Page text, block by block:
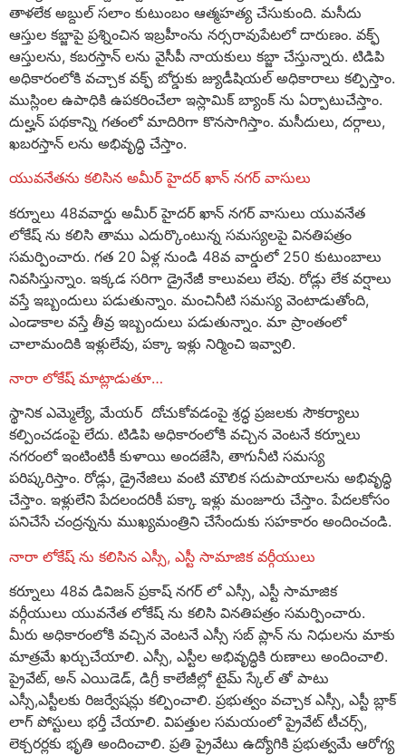
తాళలేక అబ్దుల్ సలాం కుటుంబం ఆత్మహత్య చేసుకుంది. మసీదు
ఆస్తుల కబ్జాపై ప్రశ్నించిన ఇబ్రహీంను నర్సరావుపేటలో దారుణం. వక్ఫ్
ఆస్తులను, కబరస్తాన్ లను వైసీపీ నాయకులు కబ్జా చేస్తున్నారు. టిడిపి
అధికారంలోకి వచ్చాక వక్ఫ్ బోర్డుకు జ్యుడీషియల్ అధికారాలు కల్పిస్తాం.
ముస్లింల ఉపాధికి ఉపకరించేలా ఇస్లామిక్ బ్యాంక్ ను ఏర్పాటుచేస్తాం.
దుల్హన్ పథకాన్ని గతంలో మాదిరిగా కొనసాగిస్తాం. మసీదులు, దర్గాలు,
ఖబరస్తాన్ లను అభివృద్ధి చేస్తాం.
యువనేతను కలిసిన అమీర్ హైదర్ ఖాన్ నగర్ వాసులు
కర్నూలు 48వవార్డు అమీర్ హైదర్ ఖాన్ నగర్ వాసులు యువనేత
లోకేష్ ను కలిసి తాము ఎదుర్కొంటున్న సమస్యలపై వినతిపత్రం
సమర్పించారు. గత 20 ఏళ్ల నుండి 48వ వార్డులో 250 కుటుంబాలు
నివసిస్తున్నాం. ఇక్కడ సరిగా డ్రైనేజీ కాలువలు లేవు. రోడ్లు లేక వర్షాలు
వస్తే ఇబ్బందులు పడుతున్నాం. మంచినీటి సమస్య వెంటాడుతోంది,
ఎండాకాల వస్తే తీవ్ర ఇబ్బందులు పడుతున్నాం. మా ప్రాంతంలో
చాలామందికి ఇళ్లులేవు, పక్కా ఇళ్లు నిర్మించి ఇవ్వాలి.
నారా లోకేష్ మాట్లాడుతూ…
స్థానిక ఎమ్మెల్యే, మేయర్ దోచుకోవడంపై శ్రద్ధ ప్రజలకు సౌకర్యాలు
కల్పించడంపై లేదు. టిడిపి అధికారంలోకి వచ్చిన వెంటనే కర్నూలు
నగరంలో ఇంటింటికీ కుళాయి అందజేసి, తాగునీటి సమస్య
పరిష్కరిస్తాం. రోడ్లు, డ్రైనేజిలు వంటి మౌలిక సదుపాయాలను అభివృద్ధి
చేస్తాం. ఇళ్లులేని పేదలందరికీ పక్కా ఇళ్లు మంజూరు చేస్తాం. పేదలకోసం
పనిచేసే చంద్రన్నను ముఖ్యమంత్రిని చేసేందుకు సహకారం అందించండి.
నారా లోకేష్ ను కలిసిన ఎస్సీ, ఎస్టీ సామాజిక వర్గీయులు
కర్నూలు 48వ డివిజన్ ప్రకాష్ నగర్ లో ఎస్సీ, ఎస్టీ సామాజిక
వర్గీయులు యువనేత లోకేష్ ను కలిసి వినతిపత్రం సమర్పించారు.
మీరు అధికారంలోకి వచ్చిన వెంటనే ఎస్సీ సబ్ ప్లాన్ ను నిధులను మాకు
మాత్రమే ఖర్చుచేయాలి. ఎస్సీ, ఎస్టీల అభివృద్ధికి రుణాలు అందించాలి.
ప్రైవేట్, అన్ ఎయిడెడ్, డిగ్రీ కాలేజీల్లో టైమ్ స్కేల్ తో పాటు
ఎస్సీ,ఎస్టీలకు రిజర్వేషన్లు కల్పించాలి. ప్రభుత్వం వచ్చాక ఎస్సీ, ఎస్టీ బ్లాక్
లాగ్ పోస్టులు భర్తీ చేయాలి. విపత్తుల సమయంలో ప్రైవేట్ టీచర్స్,
లెక్చరర్లకు భృతి అందించాలి. ప్రతి ప్రైవేటు ఉద్యోగికి ప్రభుత్వమే ఆరోగ్య